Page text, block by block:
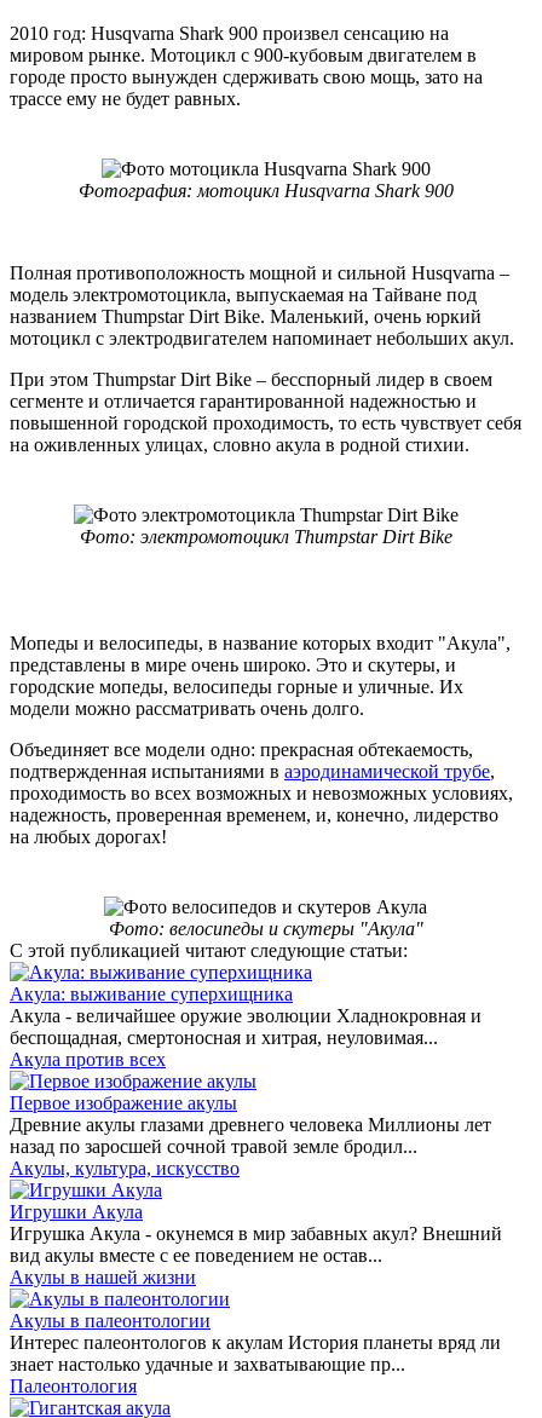
2010 год: Husqvarna Shark 900 произвел сенсацию на
мировом рынке. Мотоцикл с 900-кубовым двигателем в
городе просто вынужден сдерживать свою мощь, зато на
трассе ему не будет равных.
Фотография: мотоцикл Husqvarna Shark 900
Полная противоположность мощной и сильной Husqvarna –
модель электромотоцикла, выпускаемая на Тайване под
названием Thumpstar Dirt Bike. Маленький, очень юркий
мотоцикл с электродвигателем напоминает небольших акул.
При этом Thumpstar Dirt Bike – бесспорный лидер в своем
сегменте и отличается гарантированной надежностью и
повышенной городской проходимость, то есть чувствует себя
на оживленных улицах, словно акула в родной стихии.
Фото: электромотоцикл Thumpstar Dirt Bike
Мопеды и велосипеды, в название которых входит "Акула",
представлены в мире очень широко. Это и скутеры, и
городские мопеды, велосипеды горные и уличные. Их
модели можно рассматривать очень долго.
Объединяет все модели одно: прекрасная обтекаемость,
подтвержденная испытаниями в аэродинамической трубе,
проходимость во всех возможных и невозможных условиях,
надежность, проверенная временем, и, конечно, лидерство
на любых дорогах!
Фото: велосипеды и скутеры "Акула"
С этой публикацией читают следующие статьи:
Акула: выживание суперхищника
Акула - величайшее оружие эволюции Хладнокровная и
беспощадная, смертоносная и хитрая, неуловимая...
Акула против всех
Первое изображение акулы
Древние акулы глазами древнего человека Миллионы лет
назад по заросшей сочной травой земле бродил...
Акулы, культура, искусство
Игрушки Акула
Игрушка Акула - окунемся в мир забавных акул? Внешний
вид акулы вместе с ее поведением не остав...
Акулы в нашей жизни
Акулы в палеонтологии
Интерес палеонтологов к акулам История планеты вряд ли
знает настолько удачные и захватывающие пр...
Палеонтология